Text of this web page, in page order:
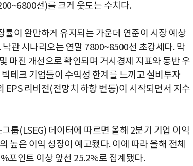
선)를 크게 웃도는 수치다.
이 완만하게 유지되는 가운데 연준이 시장 예상
관 시나리오는 연말 7800~8500선 초강세다. 막
마진 개선으로 확인되며 거시경제 지표와 동반 우
테크 기업들이 수익성 한계를 느끼고 설비투자
EPS 리비전(전망치 하향 변동)이 시작되면서 지수
룹(LSEG) 데이터에 따르면 올해 2분기 기업 이익
은 이익 성장이 예고됐다. 이에 따라 올해 전체
포인트 이상 앞선 25.2%로 집계됐다.